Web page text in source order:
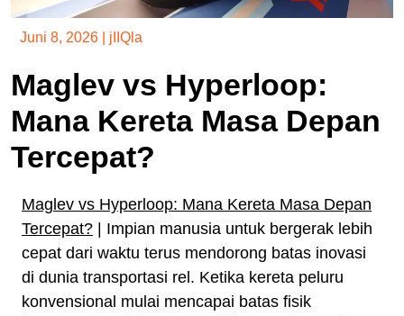
Juni 8, 2026 jIIQla
Maglev vs Hyperloop:
Mana Kereta Masa Depan
Tercepat?
Maglev vs Hyperloop: Mana Kereta Masa Depan
Tercepat? | Impian manusia untuk bergerak lebih
cepat dari waktu terus mendorong batas inovasi
di dunia transportasi rel. Ketika kereta peluru
konvensional mulai mencapai batas fisik